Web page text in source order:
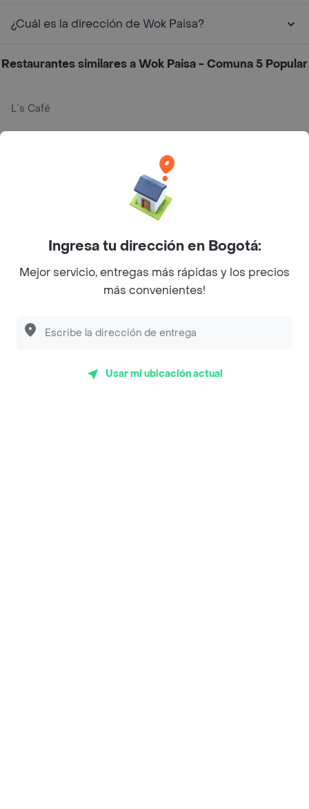
¿Cuál es la dirección de Wok Paisa?
Restaurantes similares a Wok Paisa - Comuna 5 Popular
L´s Café
Philippe
Myriam Camhi Co
Magnifique
Empanaditas de Pipian - Empanadas
Desayunadero de la 42
Sopitas y Frijoladas
Ingresa tu dirección en Bogotá:
Mejor servicio, entregas más rápidas y los precios
más convenientes!
Usar mi ubicación actual